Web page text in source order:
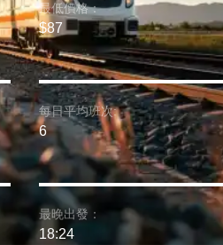
最低價格：
$87
每日平均班次:
6
最晚出發：
18:24